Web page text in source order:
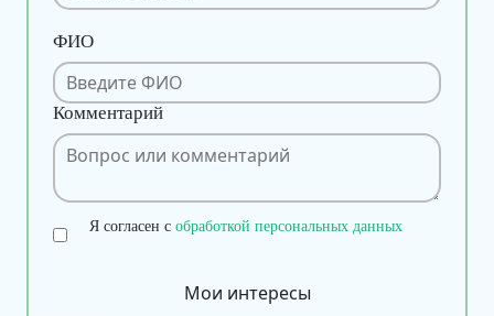
ФИО
Комментарий
Я согласен с обработкой персональных данных
Мои интересы